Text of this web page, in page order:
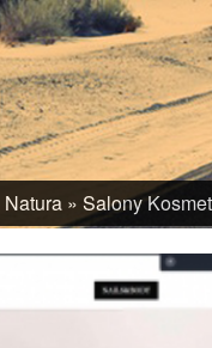
Natura » Salony